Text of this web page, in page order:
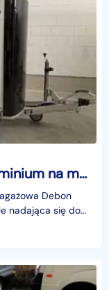
Cheval Liberte Przyczepa aluminium na motor,quad,harley,goldwing sprzęt muzyczny inne. Wachacze!!! Cheval Liberte Debon Fourgon C300 Aluminium
Debon
nadająca się do
wszelakich t